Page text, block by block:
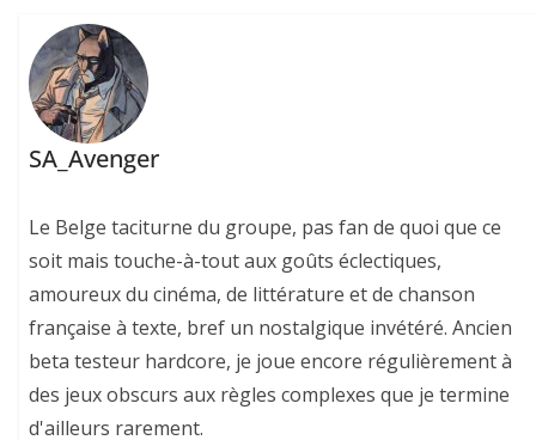
SA_Avenger
Le Belge taciturne du groupe, pas fan de quoi que ce
soit mais touche-à-tout aux goûts éclectiques,
amoureux du cinéma, de littérature et de chanson
française à texte, bref un nostalgique invétéré. Ancien
beta testeur hardcore, je joue encore régulièrement à
des jeux obscurs aux règles complexes que je termine
d'ailleurs rarement.